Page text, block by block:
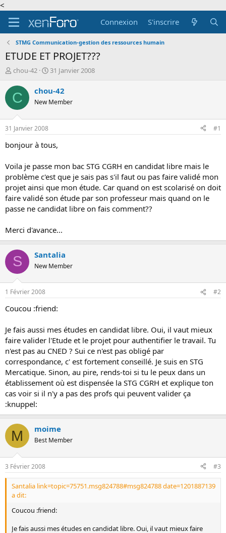
<
Connexion
S'inscrire
STMG Communication-gestion des ressources humain
ETUDE ET PROJET???
A
t
e
r
d
e
l
i
s
c
u
s
o
n
chou-42
D
t
d
é
b
31 Janvier 2008
C chou-42
New Member
31 Janvier 2008 #1
bonjour à tous,
Voila je passe mon bac STG CGRH en candidat libre mais le
problème c'est que je sais pas s'il faut ou pas faire validé mon
projet ainsi que mon étude. Car quand on est scolarisé on doit
faire validé son étude par son professeur mais quand on le
passe ne candidat libre on fais comment??
Merci d'avance...
S Santalia
New Member
1 Février 2008 #2
Coucou :friend:
Je fais aussi mes études en candidat libre. Oui, il vaut mieux
faire valider l'Etude et le projet pour authentifier le travail. Tu
n'est pas au CNED ? Sui ce n'est pas obligé par
correspondance, c' est fortement conseillé. Je suis en STG
Mercatique. Sinon, au pire, rends-toi si tu le peux dans un
établissement où est dispensée la STG CGRH et explique ton
cas voir si il n'y a pas des profs qui peuvent valider ça
:knuppel:
M moime
Best Member
3 Février 2008 #3
Santalia link=topic=75751.msg824788#msg824788 date=1201887139
a dit:
Coucou :friend:
Je fais aussi mes études en candidat libre. Oui, il vaut mieux faire